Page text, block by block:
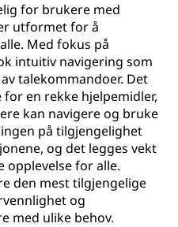
for brukere med
utformet for å
Med fokus på
intuitiv navigering som
talekommandoer. Det
en rekke hjelpemidler,
kan navigere og bruke
på tilgjengelighet
og det legges vekt
opplevelse for alle.
den mest tilgjengelige
og
med ulike behov.